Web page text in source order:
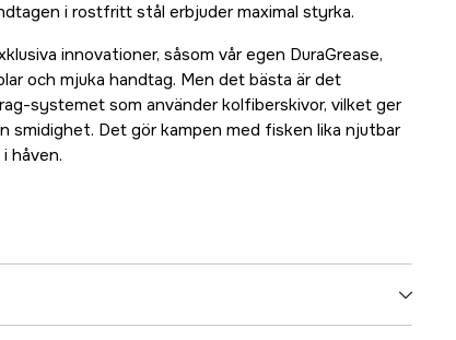
i rostfritt stål erbjuder maximal styrka.
innovationer, såsom vår egen DuraGrease,
och mjuka handtag. Men det bästa är det
systemet som använder kolfiberskivor, vilket ger
smidighet. Det gör kampen med fisken lika njutbar
håven.